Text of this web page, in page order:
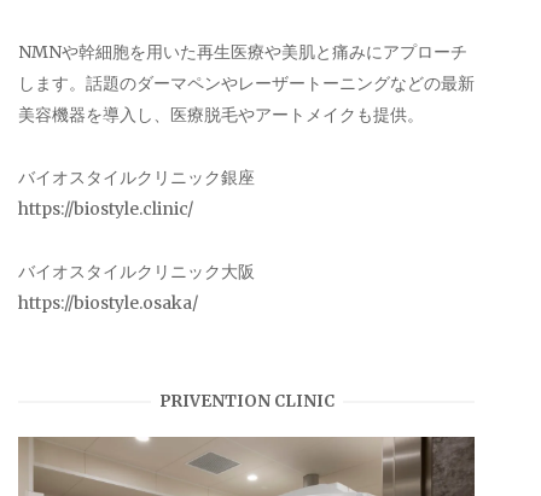
NMNや幹細胞を用いた再生医療や美肌と痛みにアプローチ
します。話題のダーマペンやレーザートーニングなどの最新
美容機器を導入し、医療脱毛やアートメイクも提供。
バイオスタイルクリニック銀座
https://biostyle.clinic/
バイオスタイルクリニック大阪
https://biostyle.osaka/
PRIVENTION CLINIC